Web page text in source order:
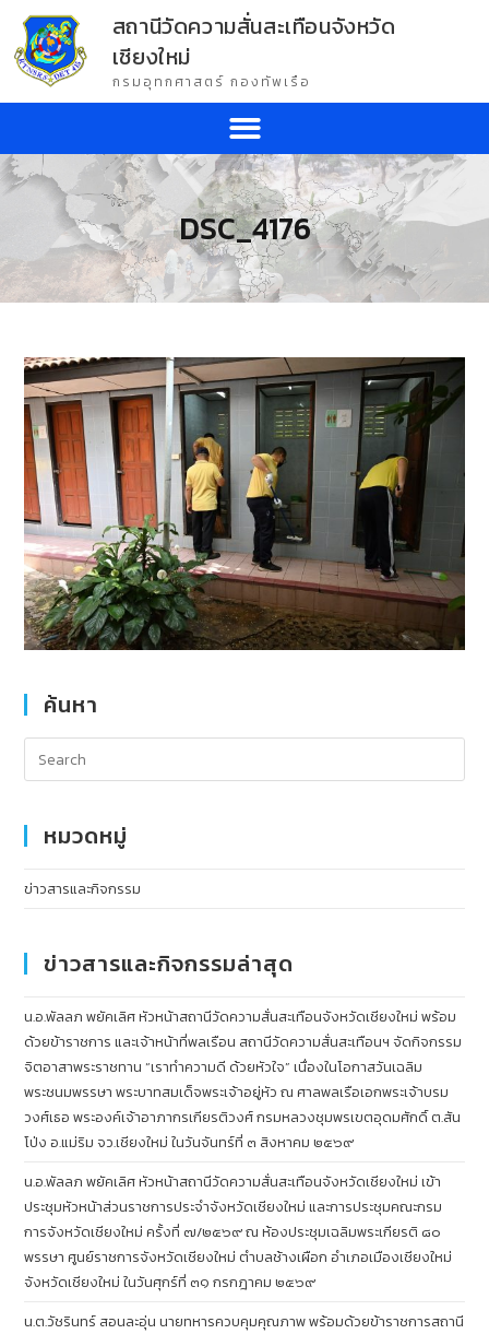
สถานีวัดความสั่นสะเทือนจังหวัด
เชียงใหม่
กรมอุทกศาสตร์ กองทัพเรือ
DSC_4176
ค้นหา
หมวดหมู่
ข่าวสารและกิจกรรม
ข่าวสารและกิจกรรมล่าสุด
น.อ.พัลลภ พยัคเลิศ หัวหน้าสถานีวัดความสั่นสะเทือนจังหวัดเชียงใหม่ พร้อม
ด้วยข้าราชการ และเจ้าหน้าที่พลเรือน สถานีวัดความสั่นสะเทือนฯ จัดกิจกรรม
จิตอาสาพระราชทาน “เราทำความดี ด้วยหัวใจ” เนื่องในโอกาสวันเฉลิม
พระชนมพรรษา พระบาทสมเด็จพระเจ้าอยู่หัว ณ ศาลพลเรือเอกพระเจ้าบรม
วงศ์เธอ พระองค์เจ้าอาภากรเกียรติวงศ์ กรมหลวงชุมพรเขตอุดมศักดิ์ ต.สัน
โป่ง อ.แม่ริม จว.เชียงใหม่ ในวันจันทร์ที่ ๓ สิงหาคม ๒๕๖๙
น.อ.พัลลภ พยัคเลิศ หัวหน้าสถานีวัดความสั่นสะเทือนจังหวัดเชียงใหม่ เข้า
ประชุมหัวหน้าส่วนราชการประจำจังหวัดเชียงใหม่ และการประชุมคณะกรม
การจังหวัดเชียงใหม่ ครั้งที่ ๗/๒๕๖๙ ณ ห้องประชุมเฉลิมพระเกียรติ ๘๐
พรรษา ศูนย์ราชการจังหวัดเชียงใหม่ ตำบลช้างเผือก อำเภอเมืองเชียงใหม่
จังหวัดเชียงใหม่ ในวันศุกร์ที่ ๓๑ กรกฎาคม ๒๕๖๙
น.ต.วัชรินทร์ สอนละอุ่น นายทหารควบคุมคุณภาพ พร้อมด้วยข้าราชการสถานี